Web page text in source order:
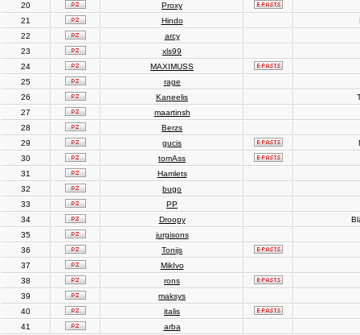
20
Proxy
21
Hindo
22
arcy
23
xls99
24
MAXIMUSS
25
rage
26
Kaneelis
27
maartinsh
28
Berzs
29
gucis
30
tomAss
31
Hamlets
32
bugo
33
PP
34
Droopy
35
jurgisons
36
Tonijs
37
MikIvo
38
rons
39
maksys
40
italis
41
arba